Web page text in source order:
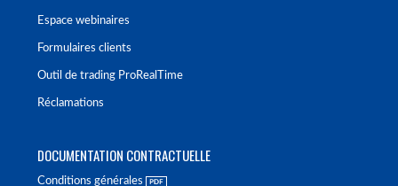
Espace webinaires
Formulaires clients
Outil de trading ProRealTime
Réclamations
DOCUMENTATION CONTRACTUELLE
Conditions générales